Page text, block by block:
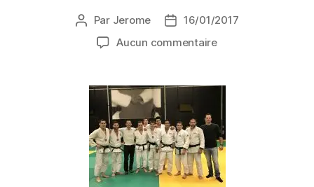
Par Jerome
16/01/2017
Aucun commentaire